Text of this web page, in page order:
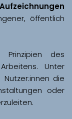
Aufzeichnungen
öffentlich
des
Unter
Nutzer:innen die
oder